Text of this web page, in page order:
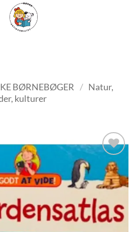
FILTER
BØRNEBØGER / Natur,
kulturer
Tilføj
som
favorit